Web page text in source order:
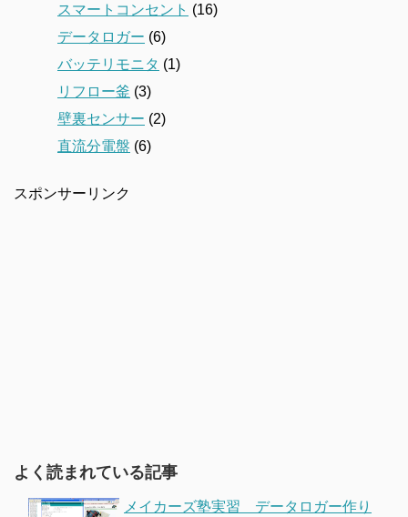
スマートコンセント (16)
データロガー (6)
バッテリモニタ (1)
リフロー釜 (3)
壁裏センサー (2)
直流分電盤 (6)
スポンサーリンク
よく読まれている記事
メイカーズ塾実習 データロガー作り